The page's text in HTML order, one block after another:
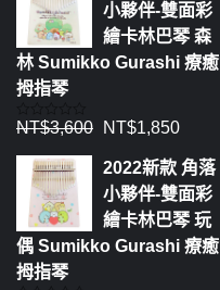
小夥伴-雙面彩
繪卡林巴琴 森
林 Sumikko Gurashi 療癒
拇指琴
評
0
NT$3,600 NT$1,850
2022新款 角落
小夥伴-雙面彩
繪卡林巴琴 玩
偶 Sumikko Gurashi 療癒
拇指琴